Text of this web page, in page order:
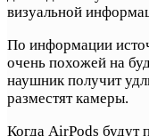
визуальной
По информации
очень похожей на
наушник получит
разместят камеры.
Когда AirPods будут